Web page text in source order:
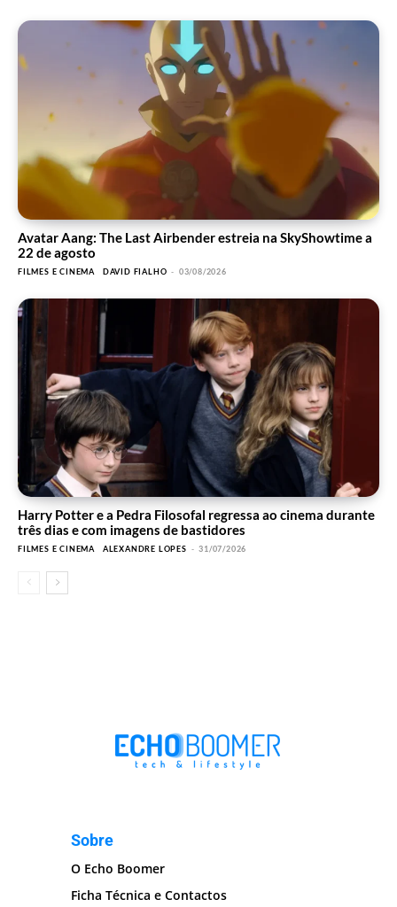
Avatar Aang: The Last Airbender estreia na SkyShowtime a
22 de agosto
FILMES E CINEMA DAVID FIALHO - 03/08/2026
Harry Potter e a Pedra Filosofal regressa ao cinema durante
três dias e com imagens de bastidores
FILMES E CINEMA ALEXANDRE LOPES - 31/07/2026
Sobre
O Echo Boomer
Ficha Técnica e Contactos